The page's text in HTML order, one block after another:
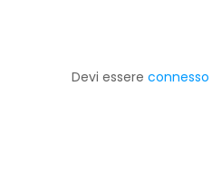
Devi essere connesso